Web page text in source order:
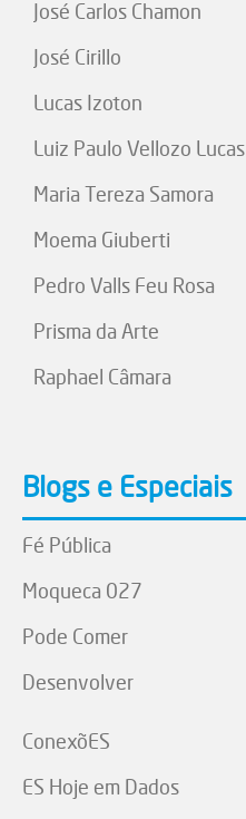
José Carlos Chamon
José Cirillo
Lucas Izoton
Luiz Paulo Vellozo Lucas
Maria Tereza Samora
Moema Giuberti
Pedro Valls Feu Rosa
Prisma da Arte
Raphael Câmara
Blogs e Especiais
Fé Pública
Moqueca 027
Pode Comer
Desenvolver
ConexõES
ES Hoje em Dados